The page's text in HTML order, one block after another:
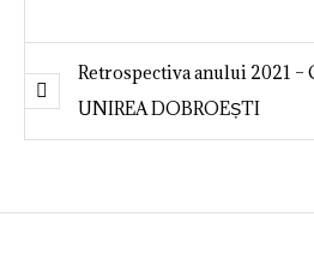
Retrospectiva anului 2021 –
UNIREA DOBROEȘTI